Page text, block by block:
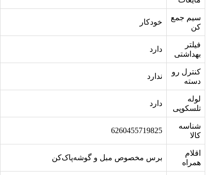
سیم جمع
کن
خودکار
فیلتر
بهداشتی
دارد
کنترل رو
دسته
ندارد
لوله
تلسکوپی
دارد
شناسه
کالا
6260455719825
اقلام
همراه
برس مخصوص مبل و گوشه‌پاک‌کن